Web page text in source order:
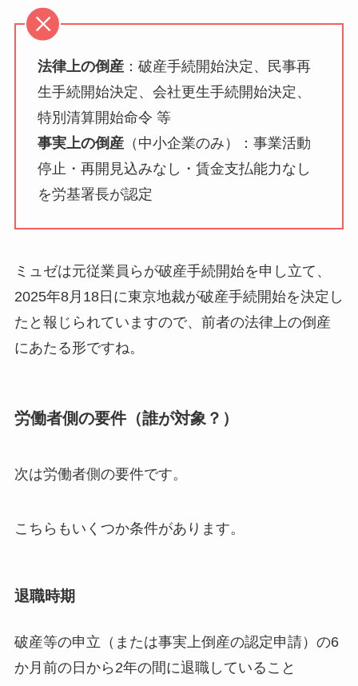
法律上の倒産：破産手続開始決定、民事再
生手続開始決定、会社更生手続開始決定、
特別清算開始命令 等
事実上の倒産（中小企業のみ）：事業活動
停止・再開見込みなし・賃金支払能力なし
を労基署長が認定
ミュゼは元従業員らが破産手続開始を申し立て、
2025年8月18日に東京地裁が破産手続開始を決定し
たと報じられていますので、前者の法律上の倒産
にあたる形ですね。
労働者側の要件（誰が対象？）
次は労働者側の要件です。
こちらもいくつか条件があります。
退職時期
破産等の申立（または事実上倒産の認定申請）の6
か月前の日から2年の間に退職していること